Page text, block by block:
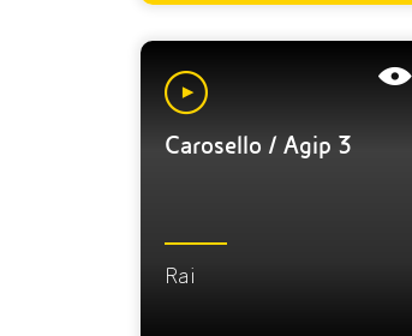
Carosello / Agip 3
Rai